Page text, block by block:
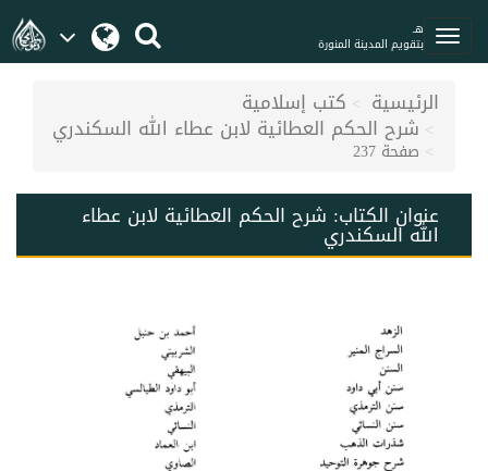
هـ
بتقويم المدينة المنورة
الرئيسية كتب إسلامية
شرح الحكم العطائية لابن عطاء الله السكندري
صفحة 237
عنوان الكتاب: شرح الحكم العطائية لابن عطاء
الله السكندري